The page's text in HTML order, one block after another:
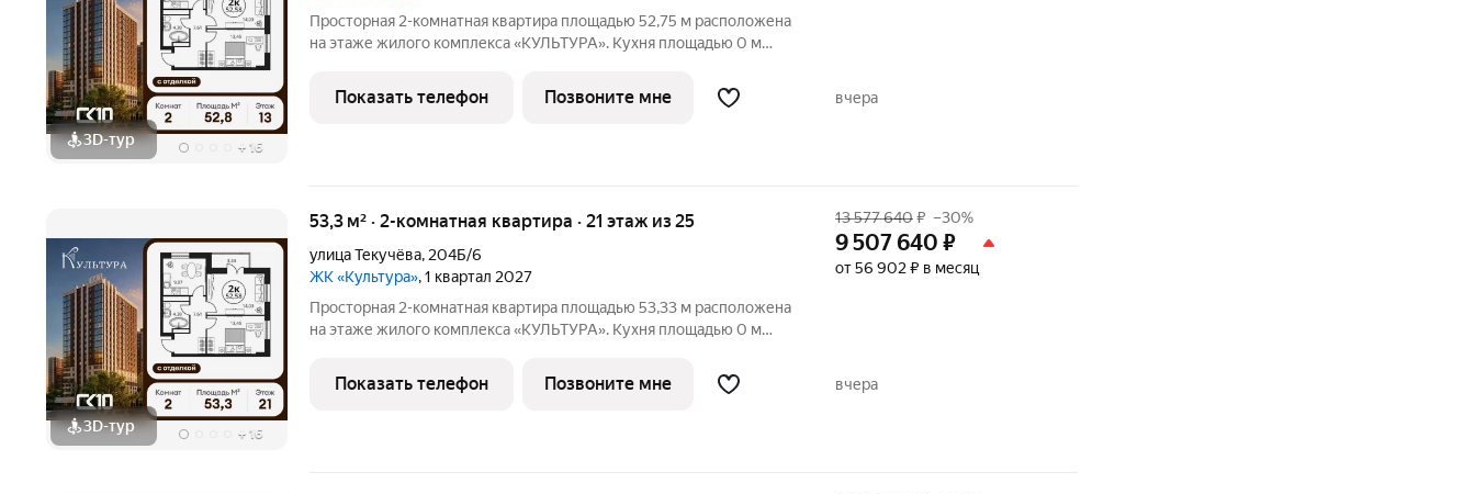
3D-тур + 16
Просторная 2-комнатная квартира площадью 52,75 м расположена
на этаже жилого комплекса «КУЛЬТУРА». Кухня площадью 0 м
жилые комнаты общей площадью 13,45/14,03 м обеспечивают
комфортное
Показать телефон Позвоните мне вчера
3D-тур + 16
53,3 м² · 2-комнатная квартира · 21 этаж из 25
улица Текучёва, 204Б/6
ЖК «Культура», 1 квартал 2027
Просторная 2-комнатная квартира площадью 53,33 м расположена
на этаже жилого комплекса «КУЛЬТУРА». Кухня площадью 0 м
жилые комнаты общей площадью 13,45/14,03 м обеспечивают
комфортное
13 577 640₽ –30%
9 507 640 ₽
от 56 902 ₽ в месяц
Показать телефон Позвоните мне вчера